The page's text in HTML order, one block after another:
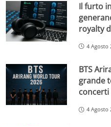
Il furto
royalty
4 Agosto
BTS
grande
concerti
4 Agosto